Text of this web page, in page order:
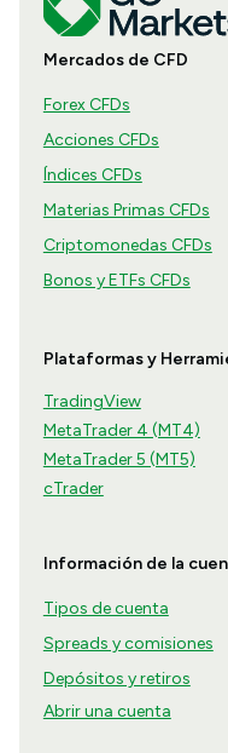
Mercados de CFD
Forex CFDs
Acciones CFDs
Índices CFDs
Materias Primas CFDs
Criptomonedas CFDs
Bonos y ETFs CFDs
Plataformas y
TradingView
MetaTrader 4 (MT4)
MetaTrader 5 (MT5)
cTrader
Información de la
Tipos de cuenta
Spreads y comisiones
Depósitos y retiros
Abrir una cuenta